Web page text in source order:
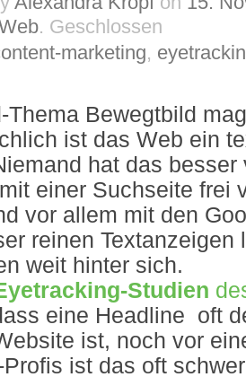
. Geschlossen
marketing,
Thema Bewegtbild
ist das Web ein
hat das besser
einer Suchseite frei
vor allem mit den
reinen Textanzeigen
weit hinter sich.
Studien
eine Headline oft
ist, noch vor
ist das oft